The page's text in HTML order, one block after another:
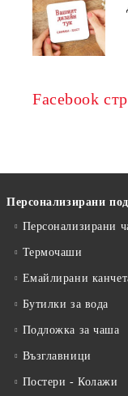
Facebook
Персонализирани
Персонализирани
Термочаши
Емайлирани
Бутилки за вода
Подложка за чаша
Възглавници
Постери - Колажи